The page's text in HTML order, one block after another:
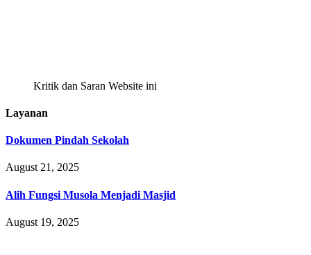
Kritik dan Saran Website ini
Layanan
Dokumen Pindah Sekolah
August 21, 2025
Alih Fungsi Musola Menjadi Masjid
August 19, 2025